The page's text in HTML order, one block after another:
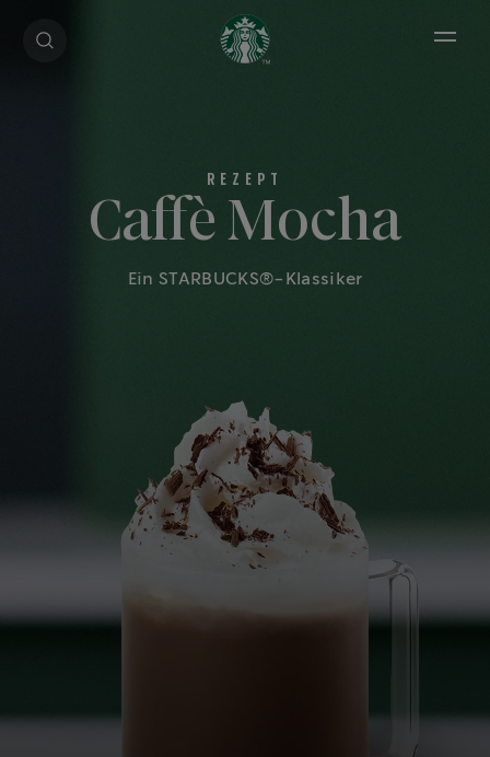
Open
Caffè Mocha
Ein STARBUCKS®-Klassiker